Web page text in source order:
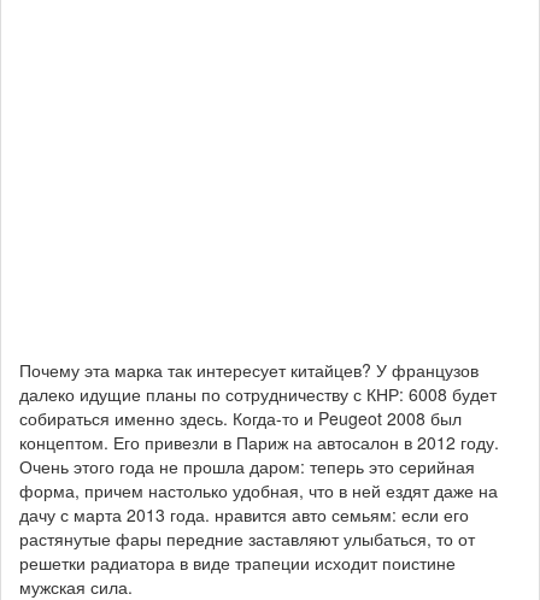
Почему эта марка так интересует китайцев? У французов
далеко идущие планы по сотрудничеству с КНР: 6008 будет
собираться именно здесь. Когда-то и Peugeot 2008 был
концептом. Его привезли в Париж на автосалон в 2012 году.
Очень этого года не прошла даром: теперь это серийная
форма, причем настолько удобная, что в ней ездят даже на
дачу с марта 2013 года. нравится авто семьям: если его
растянутые фары передние заставляют улыбаться, то от
решетки радиатора в виде трапеции исходит поистине
мужская сила.